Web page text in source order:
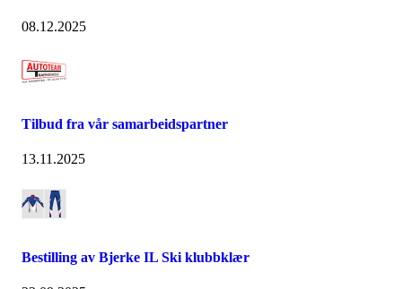
08.12.2025
Tilbud fra vår samarbeidspartner
13.11.2025
Bestilling av Bjerke IL Ski klubbklær